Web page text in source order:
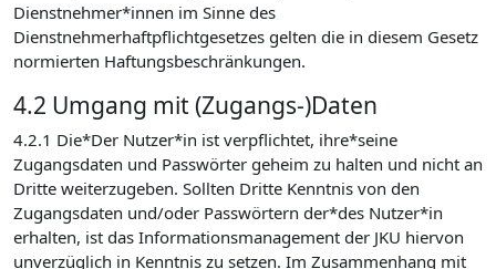
Dienstnehmer*innen im Sinne des
Dienstnehmerhaftpflichtgesetzes gelten die in diesem Gesetz
normierten Haftungsbeschränkungen.
4.2 Umgang mit (Zugangs-)Daten
4.2.1 Die*Der Nutzer*in ist verpflichtet, ihre*seine
Zugangsdaten und Passwörter geheim zu halten und nicht an
Dritte weiterzugeben. Sollten Dritte Kenntnis von den
Zugangsdaten und/oder Passwörtern der*des Nutzer*in
erhalten, ist das Informationsmanagement der JKU hiervon
unverzüglich in Kenntnis zu setzen. Im Zusammenhang mit